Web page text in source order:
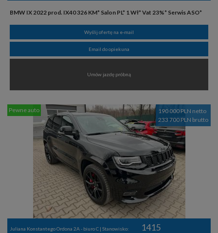
BMW IX 2022 prod. IX40 326 KM* Salon PL* 1 Wł* Vat 23%* Serwis ASO*
Wyślij ofertę na e-mail
Email do opiekuna
Umów jazdę próbną
190 000 PLN netto
233 700 PLN brutto
Pewne auto
Juliana Konstantego Ordona 2A - biuro C | Stanowisko: 1415